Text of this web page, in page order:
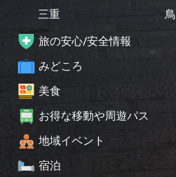
三重
旅の安心/安全情報
みどころ
美食
お得な移動や周遊パス
地域イベント
宿泊